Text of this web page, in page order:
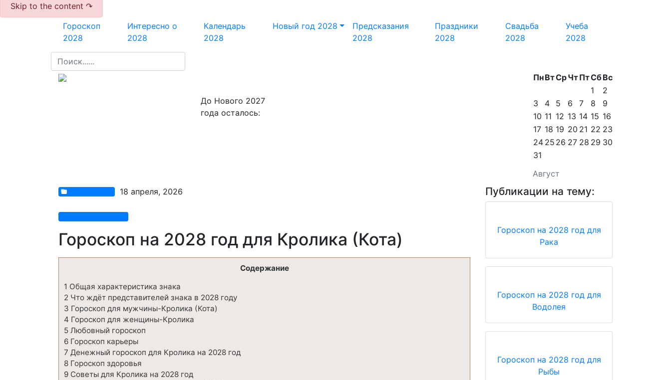
Skip to the content ↷
Гороскоп
2028
Интересно о
2028
Календарь
2028
Новый год 2028
Предсказания
2028
Праздники
2028
Свадьба
2028
Учеба
2028
До Нового 2027
года осталось:
Август
ПнВтСрЧтПтСбВс
1
2
3
4 5 6 7 8
9
10 11 12 13 14 15 16
17 18 19 20 21 22 23
24 25 26 27 28 29 30
31
Гороскоп 2028 18 апреля, 2026
Гороскоп на 2028 год для Кролика (Кота)
Содержание
1 Общая характеристика знака
2 Что ждёт представителей знака в 2028 году
3 Гороскоп для мужчины-Кролика (Кота)
4 Гороскоп для женщины-Кролика
5 Любовный гороскоп
6 Гороскоп карьеры
7 Денежный гороскоп для Кролика на 2028 год
8 Гороскоп здоровья
9 Советы для Кролика на 2028 год
Публикации на тему:
Гороскоп на 2028 год для
Рака
Гороскоп на 2028 год для
Водолея
Гороскоп на 2028 год для
Рыбы